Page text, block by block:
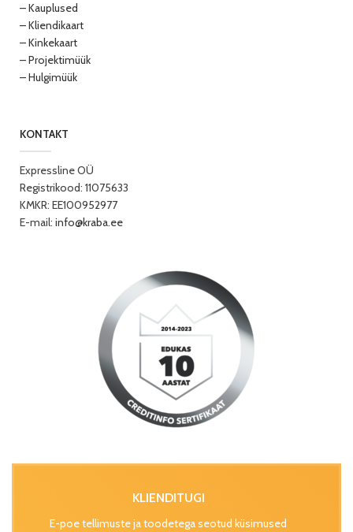
– Kauplused
– Kliendikaart
– Kinkekaart
– Projektimüük
– Hulgimüük
KONTAKT
Expressline OÜ
Registrikood: 11075633
KMKR: EE100952977
E-mail: info@kraba.ee
KLIENDITUGI
E-poe tellimuste ja toodetega seotud küsimused